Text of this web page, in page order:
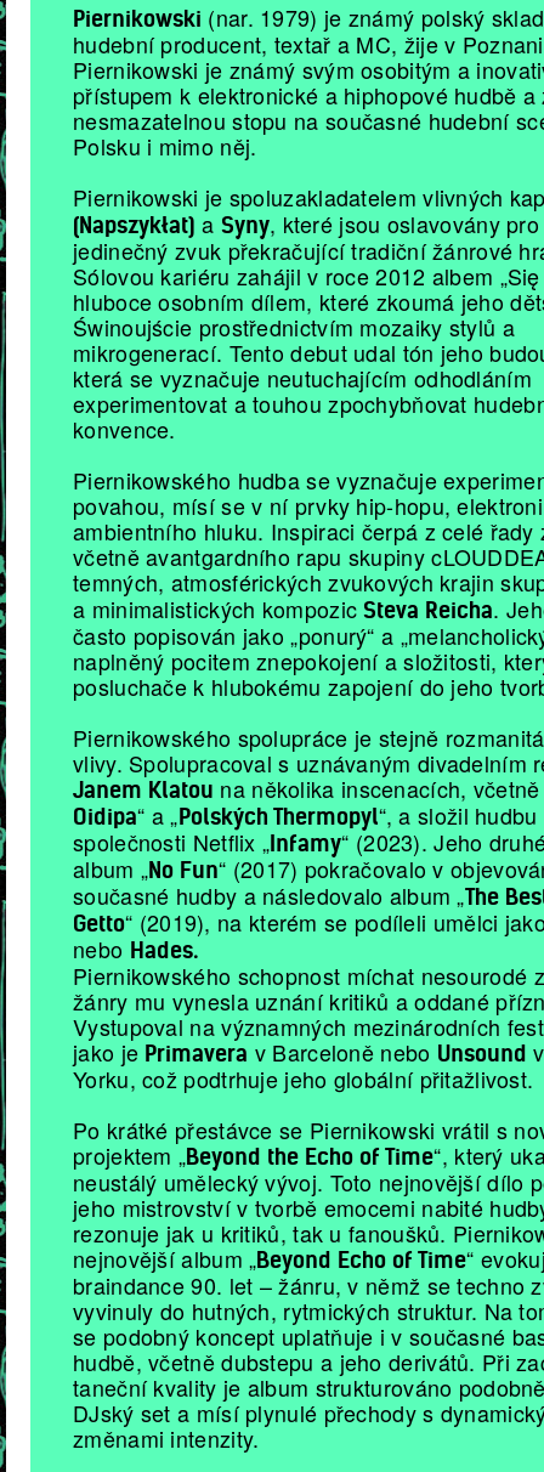
Piernikowski (nar. 1979) je známý polský
hudební producent, textař a MC, žije v
Piernikowski je známý svým osobitým a
přístupem k elektronické a hiphopové hudbě a
nesmazatelnou stopu na současné hudební
Polsku i mimo něj.
Piernikowski je spoluzakladatelem vlivných
(Napszykłat) a Syny, které jsou oslavovány
jedinečný zvuk překračující tradiční žánrové
Sólovou kariéru zahájil v roce 2012 albem
hluboce osobním dílem, které zkoumá jeho
Świnoujście prostřednictvím mozaiky stylů a
mikrogenerací. Tento debut udal tón jeho
která se vyznačuje neutuchajícím odhodláním
experimentovat a touhou zpochybňovat
konvence.
Piernikowského hudba se vyznačuje
povahou, mísí se v ní prvky hip-hopu,
ambientního hluku. Inspiraci čerpá z celé řady
včetně avantgardního rapu skupiny
temných, atmosférických zvukových krajin
a minimalistických kompozicSteva Reicha.
často popisován jako „ponurý“ a
naplněný pocitem znepokojení a složitosti,
posluchače k hlubokému zapojení do jeho
Piernikowského spolupráce je stejně
vlivy. Spolupracoval s uznávaným divadelním
Janem Klatou na několika inscenacích, včetně
Oidipa“ a „Polských Thermopyl“, a složil
společnosti Netflix „Infamy“ (2023). Jeho
album „No Fun“ (2017) pokračovalo v
současné hudby a následovalo album „The
Getto“ (2019), na kterém se podíleli umělci
nebo Hades.
Piernikowského schopnost míchat nesourodé
žánry mu vynesla uznání kritiků a oddané
Vystupoval na významných mezinárodních
jako je Primavera v Barceloně nebo Unsound
Yorku, což podtrhuje jeho globální přitažlivost.
Po krátké přestávce se Piernikowski vrátil s
projektem „Beyond the Echo of Time“, který
neustálý umělecký vývoj. Toto nejnovější dílo
jeho mistrovství v tvorbě emocemi nabité
rezonuje jak u kritiků, tak u fanoušků.
nejnovější album „Beyond Echo of Time“
braindance 90. let – žánru, v němž se techno
vyvinuly do hutných, rytmických struktur. Na
se podobný koncept uplatňuje i v současné
hudbě, včetně dubstepu a jeho derivátů. Při
taneční kvality je album strukturováno
DJský set a mísí plynulé přechody s
změnami intenzity.